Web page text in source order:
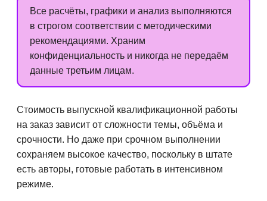
Все расчёты, графики и анализ выполняются
в строгом соответствии с методическими
рекомендациями. Храним
конфиденциальность и никогда не передаём
данные третьим лицам.
Стоимость выпускной квалификационной работы
на заказ зависит от сложности темы, объёма и
срочности. Но даже при срочном выполнении
сохраняем высокое качество, поскольку в штате
есть авторы, готовые работать в интенсивном
режиме.